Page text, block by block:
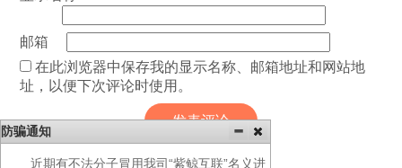
邮箱
在此浏览器中保存我的显示名称、邮箱地址和网站地
址，以便下次评论时使用。
防骗通知
近期有不法分子冒用我司“紫鲸互联”名义进